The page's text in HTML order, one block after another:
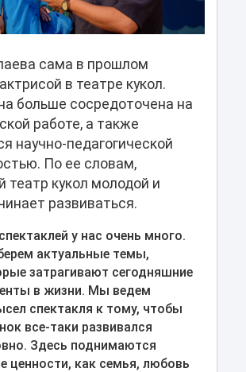
сама в прошлом
в театре кукол.
больше сосредоточена на
работе, а также
научно-педагогической
По ее словам,
театр кукол молодой и
развиваться.
у нас очень много.
актуальные темы,
затрагивают сегодняшние
в жизни. Мы ведем
спектакля к тому, чтобы
все-таки развивался
Здесь поднимаются
ценности, как семья, любовь